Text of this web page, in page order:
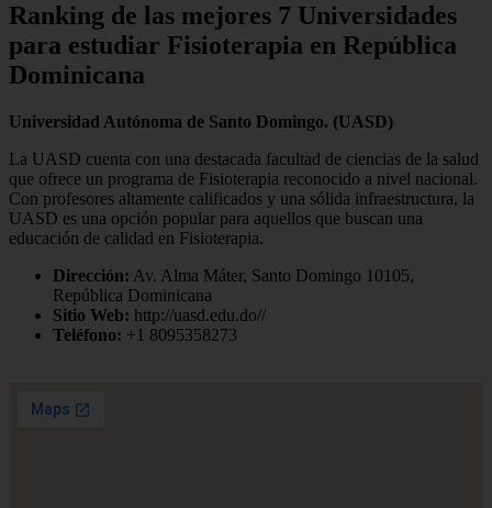
Ranking de las mejores 7 Universidades
para estudiar Fisioterapia en República
Dominicana
Universidad Autónoma de Santo Domingo. (UASD)
La UASD cuenta con una destacada facultad de ciencias de la salud
que ofrece un programa de Fisioterapia reconocido a nivel nacional.
Con profesores altamente calificados y una sólida infraestructura, la
UASD es una opción popular para aquellos que buscan una
educación de calidad en Fisioterapia.
Dirección: Av. Alma Máter, Santo Domingo 10105,
República Dominicana
Sitio Web: http://uasd.edu.do//
Teléfono: +1 8095358273